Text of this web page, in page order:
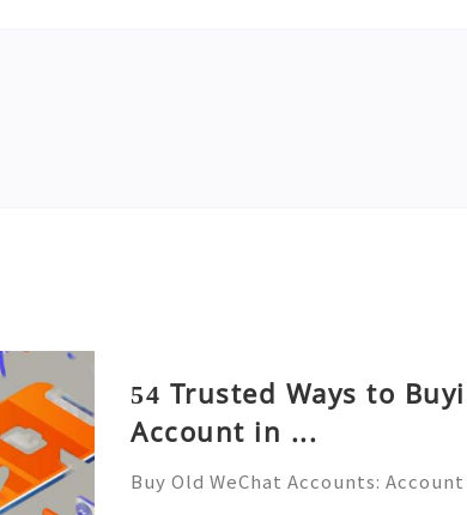
54 Trusted Ways to
Account in ...
Buy Old WeChat Accounts: